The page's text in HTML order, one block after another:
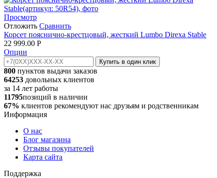
Просмотр
Отложить Сравнить
Корсет пояснично-крестцовый, жесткий Lumbo Direxa Stable
22 999.00 Р
Опции
Купить в один клик
800 пунктов выдачи заказов
64253 довольных клиентов
за 14 лет работы
11795позиций в наличии
67% клиентов рекомендуют нас друзьям и родственникам
Информация
О нас
Блог магазина
Отзывы покупателей
Карта сайта
Поддержка